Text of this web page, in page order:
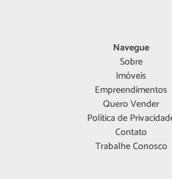
Navegue
Sobre
Imóveis
Empreendimentos
Quero Vender
Política de
Contato
Trabalhe Conosco